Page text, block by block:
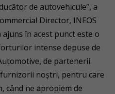
de autovehicule”, a
Director, INEOS
ajuns în acest punct este o
intense depuse de
de partenerii
noștri, pentru care
când ne apropiem de